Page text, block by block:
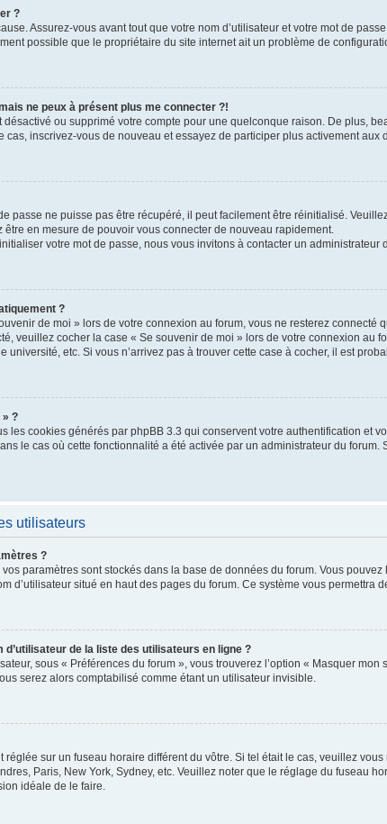
?
Assurez-vous avant tout que votre nom d’utilisateur et votre mot de
possible que le propriétaire du site internet ait un problème de
ne peux à présent plus me connecter ?!
désactivé ou supprimé votre compte pour une quelconque raison. De plus,
cas, inscrivez-vous de nouveau et essayez de participer plus activement aux
passe ne puisse pas être récupéré, il peut facilement être réinitialisé.
en mesure de pouvoir vous connecter de nouveau rapidement.
votre mot de passe, nous vous invitons à contacter un administrateur
?
de moi » lors de votre connexion au forum, vous ne resterez
veuillez cocher la case « Se souvenir de moi » lors de votre connexion au
université, etc. Si vous n’arrivez pas à trouver cette case à cocher, il est
?
les cookies générés par phpBB 3.3 qui conservent votre authentification et
le cas où cette fonctionnalité a été activée par un administrateur du
utilisateurs
?
paramètres sont stockés dans la base de données du forum. Vous
d’utilisateur situé en haut des pages du forum. Ce système vous permettra
de la liste des utilisateurs en ligne ?
sous « Préférences du forum », vous trouverez l’option « Masquer
serez alors comptabilisé comme étant un utilisateur invisible.
réglée sur un fuseau horaire différent du vôtre. Si tel était le cas, veuillez
Paris, New York, Sydney, etc. Veuillez noter que le réglage du fuseau
idéale de le faire.